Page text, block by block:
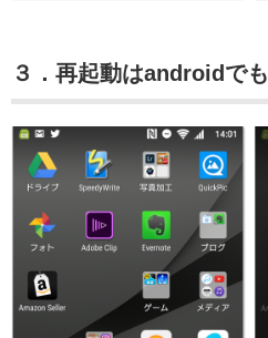
３．再起動はandroidでも